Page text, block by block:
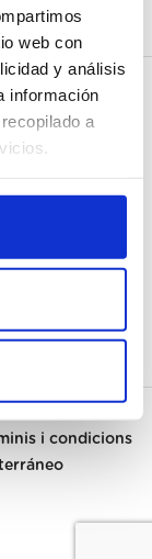
web con
y análisis
información
a
i condicions